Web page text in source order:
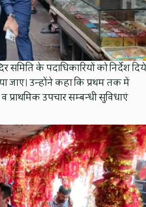
समिति के पदाधिकारियों को निर्देश दिये
जाए। उन्होंने कहा कि प्रथम तक में
उपचार सम्बन्धी सुविधाएं